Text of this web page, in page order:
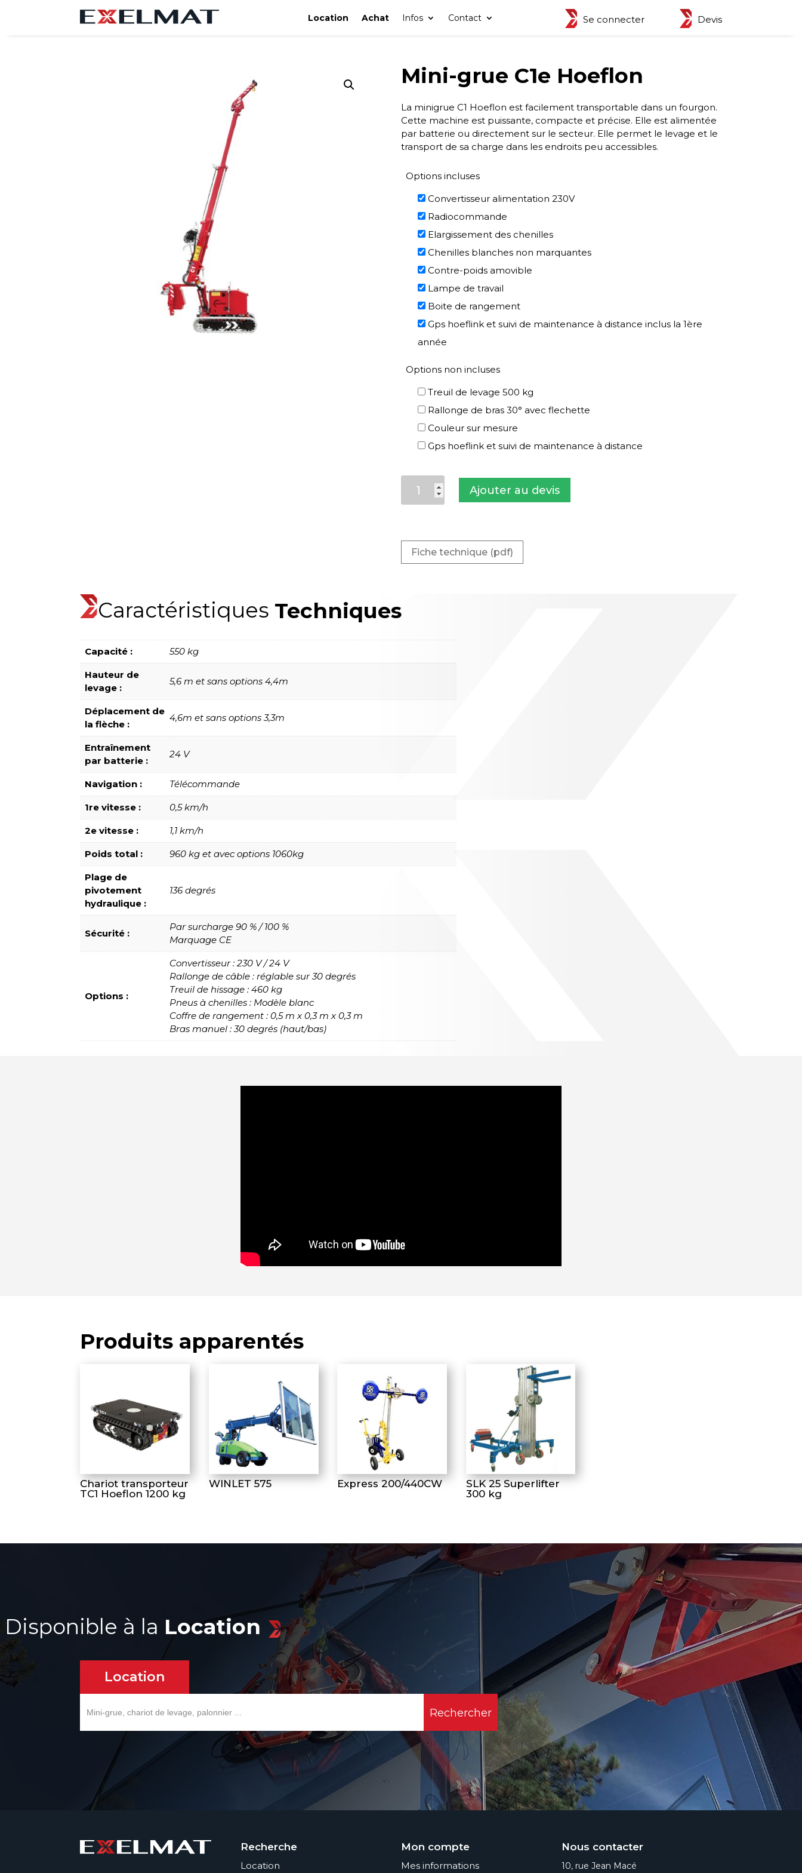
Location Achat Infos Contact Se connecter Devis
Mini-grue C1e Hoeflon
La minigrue C1 Hoeflon est facilement transportable dans un fourgon.
Cette machine est puissante, compacte et précise. Elle est alimentée
par batterie ou directement sur le secteur. Elle permet le levage et le
transport de sa charge dans les endroits peu accessibles.
Options incluses
Convertisseur alimentation 230V
Radiocommande
Elargissement des chenilles
Chenilles blanches non marquantes
Contre-poids amovible
Lampe de travail
Boite de rangement
Gps hoeflink et suivi de maintenance à distance inclus la 1ère
année
Options non incluses
Treuil de levage 500 kg
Rallonge de bras 30° avec flechette
Couleur sur mesure
Gps hoeflink et suivi de maintenance à distance
quantité
Mini-
Hoeflon
Ajouter au devis
Fiche technique (pdf)
Caractéristiques Techniques
Capacité : 550 kg
Hauteur de
levage :
5,6 m et sans options 4,4m
Déplacement de
la flèche :
4,6m et sans options 3,3m
Entraînement
par batterie :
24 V
Navigation : Télécommande
1re vitesse : 0,5 km/h
2e vitesse : 1,1 km/h
Poids total : 960 kg et avec options 1060kg
Plage de
pivotement
hydraulique :
136 degrés
Sécurité :
Par surcharge 90 % / 100 %
Marquage CE
Options :
Convertisseur : 230 V / 24 V
Rallonge de câble : réglable sur 30 degrés
Treuil de hissage : 460 kg
Pneus à chenilles : Modèle blanc
Coffre de rangement : 0,5 m x 0,3 m x 0,3 m
Bras manuel : 30 degrés (haut/bas)
Produits apparentés
Chariot transporteur
TC1 Hoeflon 1200 kg
WINLET 575 Express 200/440CW
SLK 25 Superlifter
300 kg
Disponible à la Location
Location
Search
Recherche
Location
Mon compte
Mes informations
Nous contacter
10, rue Jean Macé